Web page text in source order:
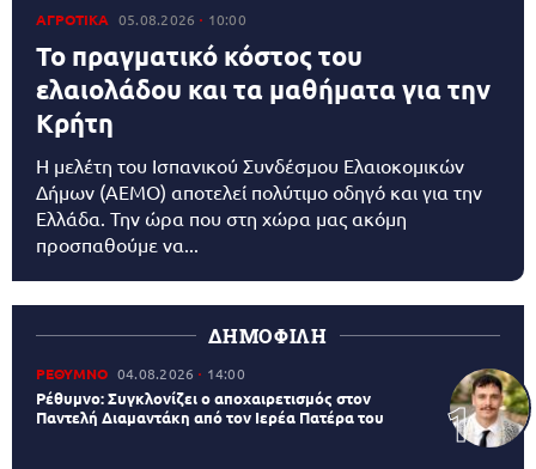
ΑΓΡΟΤΙΚΑ 05.08.2026 10:00
Το πραγματικό κόστος του
ελαιολάδου και τα μαθήματα για την
Κρήτη
Η μελέτη του Ισπανικού Συνδέσμου Ελαιοκομικών
Δήμων (AEMO) αποτελεί πολύτιμο οδηγό και για την
Ελλάδα. Την ώρα που στη χώρα μας ακόμη
προσπαθούμε να...
ΔΗΜΟΦΙΛΗ
ΡΕΘΥΜΝΟ 04.08.2026 14:00
Ρέθυμνο: Συγκλονίζει ο αποχαιρετισμός στον
Παντελή Διαμαντάκη από τον Ιερέα Πατέρα του